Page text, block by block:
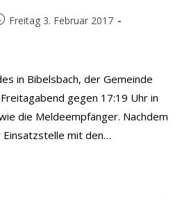
Freitag 3. Februar 2017
in Bibelsbach, der Gemeinde
gegen 17:19 Uhr in
die Meldeempfänger. Nachdem
mit den…